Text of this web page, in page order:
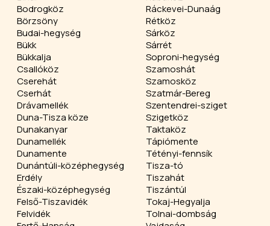
Bodrogköz
Börzsöny
Budai-hegység
Bükk
Bükkalja
Csallóköz
Cserehát
Cserhát
Drávamellék
Duna-Tisza köze
Dunakanyar
Dunamellék
Dunamente
Dunántúli-középhegység
Erdély
Északi-középhegység
Felső-Tiszavidék
Felvidék
Ráckevei-Dunaág
Rétköz
Sárköz
Sárrét
Soproni-hegység
Szamoshát
Szamosköz
Szatmár-Bereg
Szentendrei-sziget
Szigetköz
Taktaköz
Tápiómente
Tétényi-fennsík
Tisza-tó
Tiszahát
Tiszántúl
Tokaj-Hegyalja
Tolnai-dombság